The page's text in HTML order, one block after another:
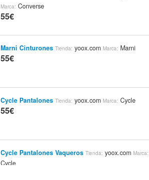
Marca: Converse
55€
Marni Cinturones Tienda: yoox.com Marca: Marni
55€
Cycle Pantalones Tienda: yoox.com Marca: Cycle
55€
Cycle Pantalones Vaqueros Tienda: yoox.com Marca:
Cycle